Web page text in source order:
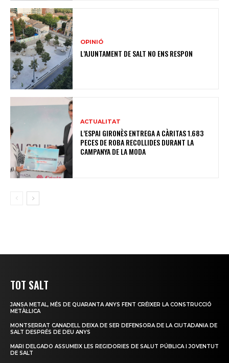
OPINIÓ
L’AJUNTAMENT DE SALT NO ENS RESPON
ACTUALITAT
L’ESPAI GIRONÈS ENTREGA A CÀRITAS 1.683
PECES DE ROBA RECOLLIDES DURANT LA
CAMPANYA DE LA MODA
TOT SALT
JANSA METAL, MÉS DE QUARANTA ANYS FENT CRÉIXER LA CONSTRUCCIÓ
METÀL·LICA
MONTSERRAT CANADELL DEIXA DE SER DEFENSORA DE LA CIUTADANIA DE
SALT DESPRÉS DE DEU ANYS
MARI DELGADO ASSUMEIX LES REGIDORIES DE SALUT PÚBLICA I JOVENTUT
DE SALT